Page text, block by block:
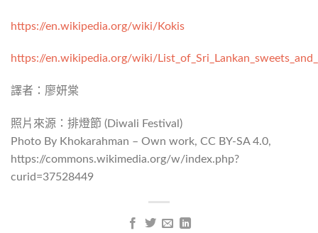
https://en.wikipedia.org/wiki/Kokis
https://en.wikipedia.org/wiki/
譯者：廖妍棠
照片來源：排燈節 (Diwali Festival)
Photo By Khokarahman – Own work, CC BY-SA 4.0,
https://commons.wikimedia.org/w/index.php?
curid=37528449